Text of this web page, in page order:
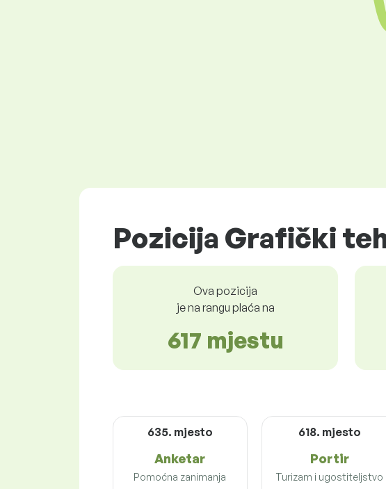
Pozicija Grafički
Ova pozicija
je na rangu plaća na
617 mjestu
635. mjesto
Anketar
Pomoćna zanimanja
618. mjesto
Portir
Turizam i ugostiteljstvo